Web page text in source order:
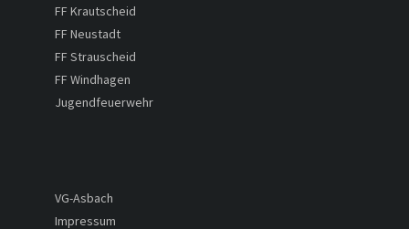
FF Krautscheid
FF Neustadt
FF Strauscheid
FF Windhagen
Jugendfeuerwehr
VG-Asbach
Impressum